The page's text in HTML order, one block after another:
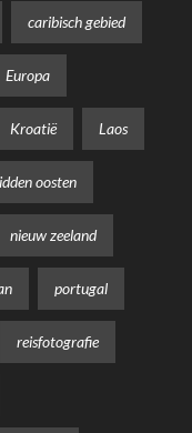
caribisch gebied
Europa
Kroatië Laos
oosten
nieuw zeeland
portugal
reisfotografie